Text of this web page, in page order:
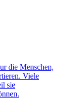
die Menschen,
Viele
sie